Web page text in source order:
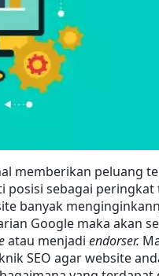
memberikan peluang
sebagai peringkat
banyak
Google maka akan
atau menjadi endorser.
SEO agar website